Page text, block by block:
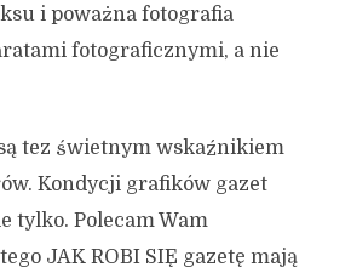
i poważna fotografia
fotograficznymi, a nie
tez świetnym wskaźnikiem
Kondycji grafików gazet
tylko. Polecam Wam
JAK ROBI SIĘ gazetę mają